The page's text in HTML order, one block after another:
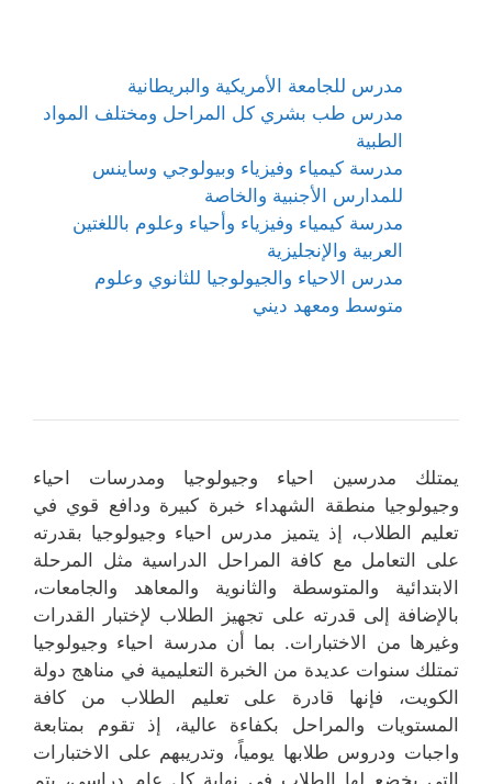
مدرس للجامعة الأمريكية والبريطانية
مدرس طب بشري كل المراحل ومختلف المواد
الطبية
مدرسة كيمياء وفيزياء وبيولوجي وساينس
للمدارس الأجنبية والخاصة
مدرسة كيمياء وفيزياء وأحياء وعلوم باللغتين
العربية والإنجليزية
مدرس الاحياء والجيولوجيا للثانوي وعلوم
متوسط ومعهد ديني
يمتلك مدرسين احياء وجيولوجيا ومدرسات احياء
وجيولوجيا منطقة الشهداء خبرة كبيرة ودافع قوي في
تعليم الطلاب، إذ يتميز مدرس احياء وجيولوجيا بقدرته
على التعامل مع كافة المراحل الدراسية مثل المرحلة
الابتدائية والمتوسطة والثانوية والمعاهد والجامعات،
بالإضافة إلى قدرته على تجهيز الطلاب لإختبار القدرات
وغيرها من الاختبارات. بما أن مدرسة احياء وجيولوجيا
تمتلك سنوات عديدة من الخبرة التعليمية في مناهج دولة
الكويت، فإنها قادرة على تعليم الطلاب من كافة
المستويات والمراحل بكفاءة عالية، إذ تقوم بمتابعة
واجبات ودروس طلابها يومياً، وتدريبهم على الاختبارات
التي يخضع لها الطلاب في نهاية كل عام دراسي، يتم